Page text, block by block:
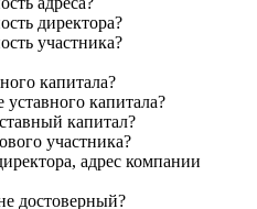
директора?
участника?
капитала?
капитала?
капитал?
участника?
адрес компании
достоверный?